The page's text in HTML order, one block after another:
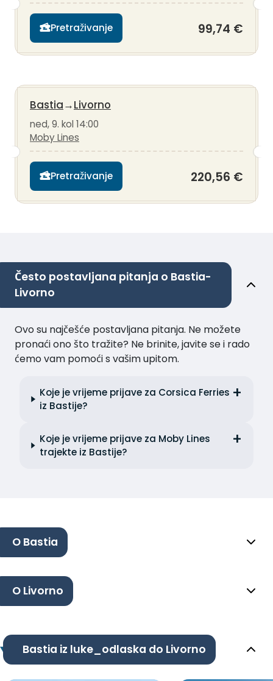
Pretraživanje 99,74 €
Bastia→Livorno
ned, 9. kol 14:00
Moby Lines
Pretraživanje 220,56 €
Često postavljana pitanja o Bastia-
Livorno
Ovo su najčešće postavljana pitanja. Ne možete
pronaći ono što tražite? Ne brinite, javite se i rado
ćemo vam pomoći s vašim upitom.
Koje je vrijeme prijave za Corsica Ferries
iz Bastije?
Koje je vrijeme prijave za Moby Lines
trajekte iz Bastije?
O Bastia
O Livorno
Bastia iz luke_odlaska do Livorno